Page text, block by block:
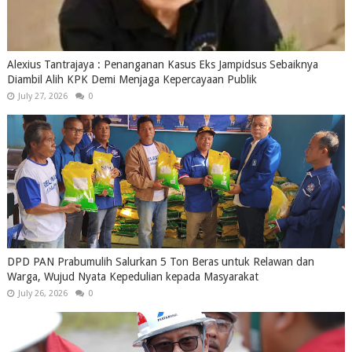
Alexius Tantrajaya : Penanganan Kasus Eks Jampidsus Sebaiknya
Diambil Alih KPK Demi Menjaga Kepercayaan Publik
July 27, 2026 0
DPD PAN Prabumulih Salurkan 5 Ton Beras untuk Relawan dan
Warga, Wujud Nyata Kepedulian kepada Masyarakat
July 26, 2026 0